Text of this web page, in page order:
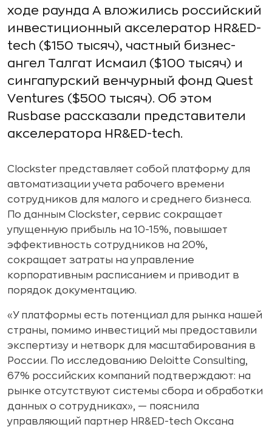
ходе раунда А вложились российский
инвестиционный акселератор HR&ED-
tech ($150 тысяч), частный бизнес-
ангел Талгат Исмаил ($100 тысяч) и
сингапурский венчурный фонд Quest
Ventures ($500 тысяч). Об этом
Rusbase рассказали представители
акселератора HR&ED-tech.
Clockster представляет собой платформу для
автоматизации учета рабочего времени
сотрудников для малого и среднего бизнеса.
По данным Clockster, сервис сокращает
упущенную прибыль на 10-15%, повышает
эффективность сотрудников на 20%,
сокращает затраты на управление
корпоративным расписанием и приводит в
порядок документацию.
«У платформы есть потенциал для рынка нашей
страны, помимо инвестиций мы предоставили
экспертизу и нетворк для масштабирования в
России. По исследованию Deloitte Consulting,
67% российских компаний подтверждают: на
рынке отсутствуют системы сбора и обработки
данных о сотрудниках», — пояснила
управляющий партнер HR&ED-tech Оксана